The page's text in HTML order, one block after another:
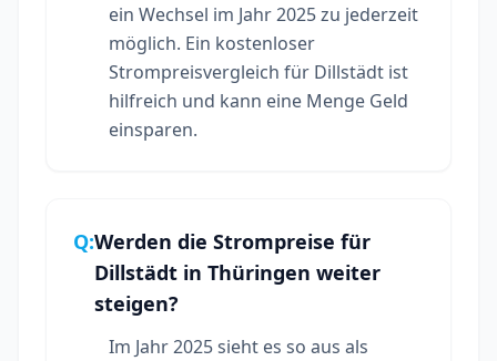
ein Wechsel im Jahr 2025 zu jederzeit
möglich. Ein kostenloser
Strompreisvergleich für Dillstädt ist
hilfreich und kann eine Menge Geld
einsparen.
Q:Werden die Strompreise für
Dillstädt in Thüringen weiter
steigen?
Im Jahr 2025 sieht es so aus als